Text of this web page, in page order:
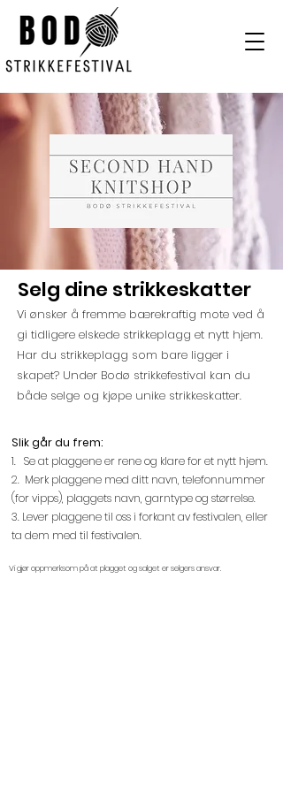
Selg dine strikkeskatter
Vi ønsker å fremme bærekraftig mote ved å
gi tidligere elskede strikkeplagg et nytt hjem.
Har du strikkeplagg som bare ligger i
skapet? Under Bodø strikkefestival kan du
både selge og kjøpe unike strikkeskatter.
Slik går du frem:
1. Se at plaggene er rene og klare for et nytt hjem.
2. Merk plaggene med ditt navn, telefonnummer
(for vipps), plaggets navn, garntype og størrelse.
3. Lever plaggene til oss i forkant av festivalen, eller
ta dem med til festivalen.
Vi gjør oppmerksom på at plagget og salget er selgers ansvar.